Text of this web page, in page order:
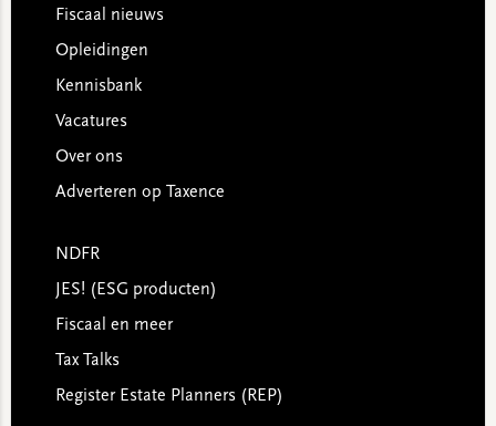
Footer
Fiscaal nieuws
Opleidingen
Kennisbank
Vacatures
Over ons
Adverteren op Taxence
NDFR
JES! (ESG producten)
Fiscaal en meer
Tax Talks
Register Estate Planners (REP)